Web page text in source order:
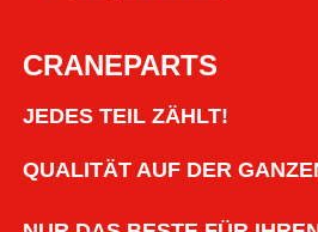
CRANEPARTS
JEDES TEIL ZÄHLT!
QUALITÄT AUF DER